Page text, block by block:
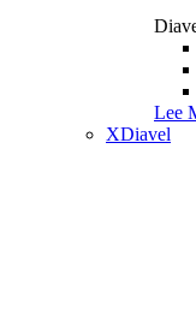
Lee
XDiavel